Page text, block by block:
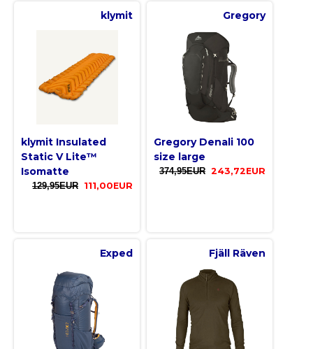
klymit
klymit Insulated
Static V Lite™
Isomatte
129,95EUR 111,00EUR
Gregory
Gregory Denali 100
size large
374,95EUR 243,72EUR
Exped Fjäll Räven